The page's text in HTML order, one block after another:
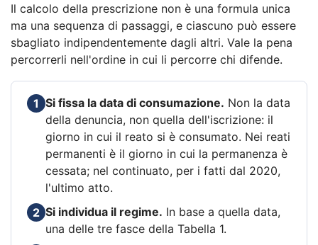
Il calcolo della prescrizione non è una formula unica
ma una sequenza di passaggi, e ciascuno può essere
sbagliato indipendentemente dagli altri. Vale la pena
percorrerli nell'ordine in cui li percorre chi difende.
1 Si fissa la data di consumazione. Non la data
della denuncia, non quella dell'iscrizione: il
giorno in cui il reato si è consumato. Nei reati
permanenti è il giorno in cui la permanenza è
cessata; nel continuato, per i fatti dal 2020,
l'ultimo atto.
2 Si individua il regime. In base a quella data,
una delle tre fasce della Tabella 1.